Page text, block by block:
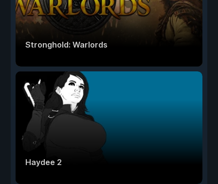
Stronghold: Warlords
Haydee 2